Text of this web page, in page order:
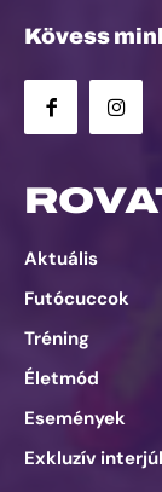
Kövess
Aktuális
Futócuccok
Tréning
Életmód
Események
Exkluzív